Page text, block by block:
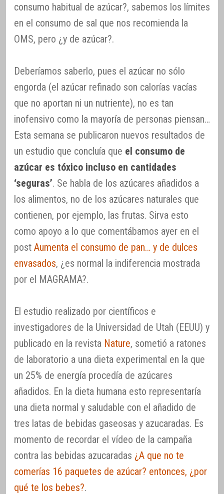
consumo habitual de azúcar?, sabemos los límites
en el consumo de sal que nos recomienda la
OMS, pero ¿y de azúcar?.
Deberíamos saberlo, pues el azúcar no sólo
engorda (el azúcar refinado son calorías vacías
que no aportan ni un nutriente), no es tan
inofensivo como la mayoría de personas piensan…
Esta semana se publicaron nuevos resultados de
un estudio que concluía que el consumo de
azúcar es tóxico incluso en cantidades
‘seguras’. Se habla de los azúcares añadidos a
los alimentos, no de los azúcares naturales que
contienen, por ejemplo, las frutas. Sirva esto
como apoyo a lo que comentábamos ayer en el
post Aumenta el consumo de pan… y de dulces
envasados, ¿es normal la indiferencia mostrada
por el MAGRAMA?.
El estudio realizado por científicos e
investigadores de la Universidad de Utah (EEUU) y
publicado en la revista Nature, sometió a ratones
de laboratorio a una dieta experimental en la que
un 25% de energía procedía de azúcares
añadidos. En la dieta humana esto representaría
una dieta normal y saludable con el añadido de
tres latas de bebidas gaseosas y azucaradas. Es
momento de recordar el vídeo de la campaña
contra las bebidas azucaradas ¿A que no te
comerías 16 paquetes de azúcar? entonces, ¿por
qué te los bebes?.